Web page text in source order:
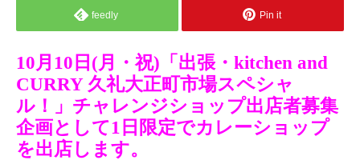
feedly Pin it
10月10日(月・祝)「出張・kitchen and
CURRY 久礼大正町市場スペシャ
ル！」チャレンジショップ出店者募集
企画として1日限定でカレーショップ
を出店します。